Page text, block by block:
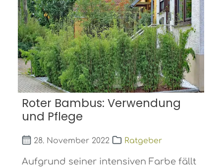
Roter Bambus: Verwendung
und Pflege
28. November 2022 Ratgeber
Aufgrund seiner intensiven Farbe fällt